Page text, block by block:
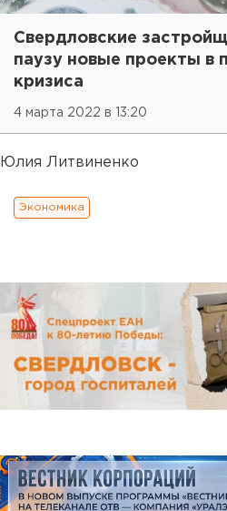
Свердловские
паузу новые проекты в
кризиса
4 марта 2022 в 13:20
Юлия Литвиненко
Экономика